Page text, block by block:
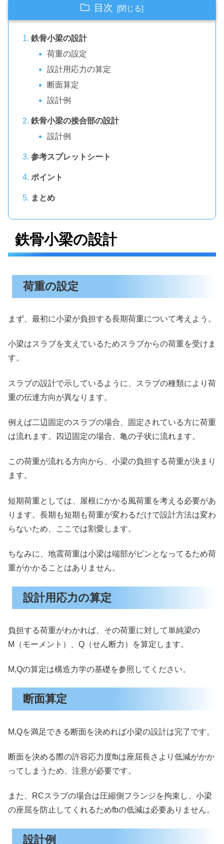
目次
鉄骨小梁の設計
荷重の設定
設計用応力の算定
断面算定
設計例
鉄骨小梁の接合部の設計
設計例
参考スプレットシート
ポイント
まとめ
鉄骨小梁の設計
荷重の設定
まず、最初に小梁が負担する長期荷重について考えよう。
小梁はスラブを支えているためスラブからの荷重を受けま
す。
スラブの設計で示しているように、スラブの種類により荷
重の伝達方向が異なります。
例えば二辺固定のスラブの場合、固定されている方に荷重
は流れます。四辺固定の場合、亀の子状に流れます。
この荷重が流れる方向から、小梁の負担する荷重が決まり
ます。
短期荷重としては、屋根にかかる風荷重を考える必要があ
ります。長期も短期も荷重が変わるだけで設計方法は変わ
らないため、ここでは割愛します。
ちなみに、地震荷重は小梁は端部がピンとなってるため荷
重がかかることはありません。
設計用応力の算定
負担する荷重がわかれば、その荷重に対して単純梁の
M（モーメント）、Q（せん断力）を算定します。
M,Qの算定は構造力学の基礎を参照してください。
断面算定
M,Qを満足できる断面を決めれば小梁の設計は完了です。
断面を決める際の許容応力度fbは座屈長さより低減がかか
ってしまうため、注意が必要です。
また、RCスラブの場合は圧縮側フランジを拘束し、小梁
の座屈を防止してくれるためfbの低減は必要ありません。
設計例